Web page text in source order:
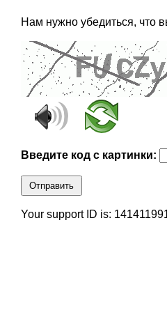
Нам нужно убедиться, что
Введите код с картинки:
Отправить
Your support ID is: